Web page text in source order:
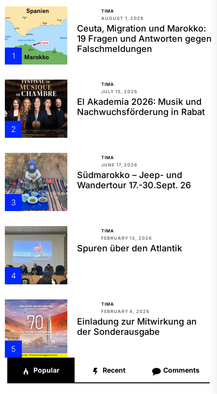
1
TIMA
AUGUST 1, 2026
Ceuta, Migration und Marokko:
19 Fragen und Antworten gegen
Falschmeldungen
2
TIMA
JULY 15, 2026
El Akademia 2026: Musik und
Nachwuchsförderung in Rabat
3
TIMA
JUNE 17, 2026
Südmarokko – Jeep- und
Wandertour 17.-30.Sept. 26
4
TIMA
FEBRUARY 13, 2026
Spuren über den Atlantik
5
TIMA
FEBRUARY 4, 2026
Einladung zur Mitwirkung an
der Sonderausgabe
Popular Recent Comments